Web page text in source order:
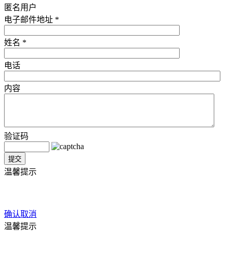
匿名用户
电子邮件地址 *
姓名 *
电话
内容
验证码
温馨提示
确认取消
温馨提示